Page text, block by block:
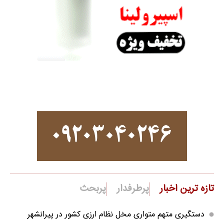
تازه ترین اخبار پرطرفدار پربحث
دستگیری متهم متواری مخل نظام ارزی کشور در پیرانشهر